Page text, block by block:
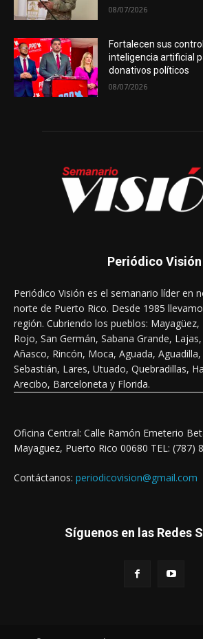
08/07/2026
Fortalecen sus
inteligencia artificial
donativos políticos
08/07/2026
Periódico Visión
Periódico Visión es el semanario líder en
norte de Puerto Rico. Desde 1985
región. Cubriendo los pueblos:
Rojo, San Germán, Sabana Grande,
Añasco, Rincón, Moca, Aguada, Aguadilla,
Sebastián, Lares, Utuado, Quebradillas,
Arecibo, Barceloneta y Florida.
Oficina Central: Calle Ramón Emeterio
Mayaguez, Puerto Rico 00680 TEL: (787)
Contáctanos: periodicovision@gmail.com
Síguenos en las Redes